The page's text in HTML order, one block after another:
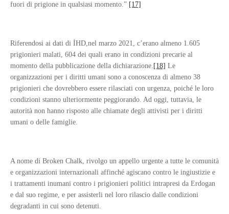
fuori di prigione in qualsiasi momento.” [17]
Riferendosi ai dati di İHD,nel marzo 2021, c’erano almeno 1.605
prigionieri malati, 604 dei quali erano in condizioni precarie al
momento della pubblicazione della dichiarazione. [18] Le
organizzazioni per i diritti umani sono a conoscenza di almeno 38
prigionieri che dovrebbero essere rilasciati con urgenza, poiché le loro
condizioni stanno ulteriormente peggiorando. Ad oggi, tuttavia, le
autorità non hanno risposto alle chiamate degli attivisti per i diritti
umani o delle famiglie.
A nome di Broken Chalk, rivolgo un appello urgente a tutte le comunità
e organizzazioni internazionali affinché agiscano contro le ingiustizie e
i trattamenti inumani contro i prigionieri politici intrapresi da Erdogan
e dal suo regime, e per assisterli nel loro rilascio dalle condizioni
degradanti in cui sono detenuti.